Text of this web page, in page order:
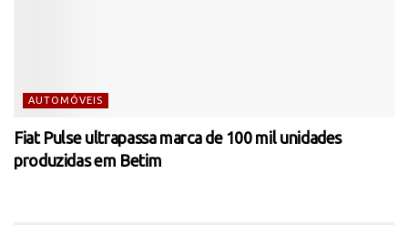
AUTOMÓVEIS
Fiat Pulse ultrapassa marca de 100 mil unidades
produzidas em Betim